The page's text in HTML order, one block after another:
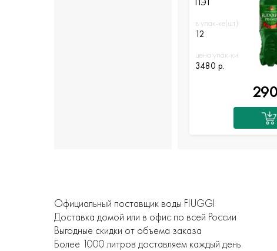
ПЭТ
в упак-ке(шт)
12
цена упак-ки
3480 р.
290
Официальный поставщик воды FIUGGI
Доставка домой или в офис по всей России
Выгодные скидки от объема заказа
Более 1000 литров доставляем каждый день